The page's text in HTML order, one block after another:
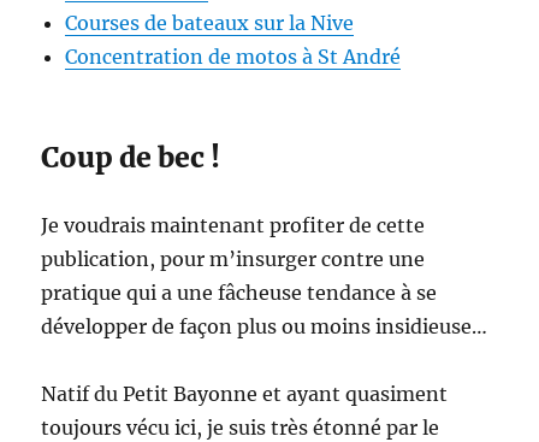
Courses de bateaux sur la Nive
Concentration de motos à St André
Coup de bec !
Je voudrais maintenant profiter de cette
publication, pour m’insurger contre une
pratique qui a une fâcheuse tendance à se
développer de façon plus ou moins insidieuse…
Natif du Petit Bayonne et ayant quasiment
toujours vécu ici, je suis très étonné par le